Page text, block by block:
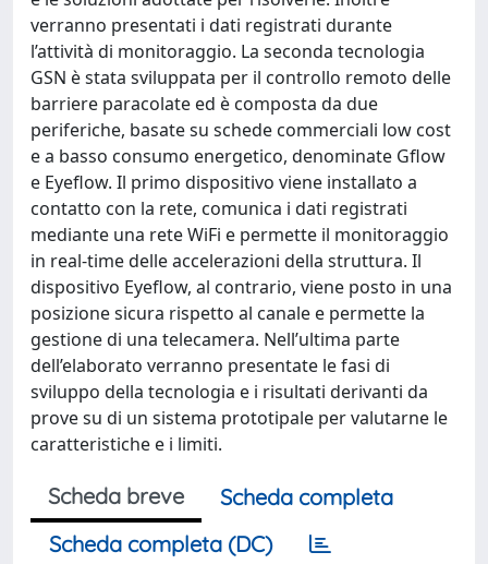
verranno presentati i dati registrati durante
l’attività di monitoraggio. La seconda tecnologia
GSN è stata sviluppata per il controllo remoto delle
barriere paracolate ed è composta da due
periferiche, basate su schede commerciali low cost
e a basso consumo energetico, denominate Gflow
e Eyeflow. Il primo dispositivo viene installato a
contatto con la rete, comunica i dati registrati
mediante una rete WiFi e permette il monitoraggio
in real-time delle accelerazioni della struttura. Il
dispositivo Eyeflow, al contrario, viene posto in una
posizione sicura rispetto al canale e permette la
gestione di una telecamera. Nell’ultima parte
dell’elaborato verranno presentate le fasi di
sviluppo della tecnologia e i risultati derivanti da
prove su di un sistema prototipale per valutarne le
caratteristiche e i limiti.
Scheda breve
Scheda completa
Scheda completa (DC)